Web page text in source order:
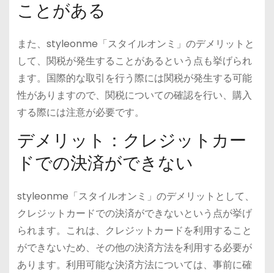
ことがある
また、styleonme「スタイルオンミ」のデメリットと
して、関税が発生することがあるという点も挙げられ
ます。国際的な取引を行う際には関税が発生する可能
性がありますので、関税についての確認を行い、購入
する際には注意が必要です。
デメリット：クレジットカー
ドでの決済ができない
styleonme「スタイルオンミ」のデメリットとして、
クレジットカードでの決済ができないという点が挙げ
られます。これは、クレジットカードを利用すること
ができないため、その他の決済方法を利用する必要が
あります。利用可能な決済方法については、事前に確